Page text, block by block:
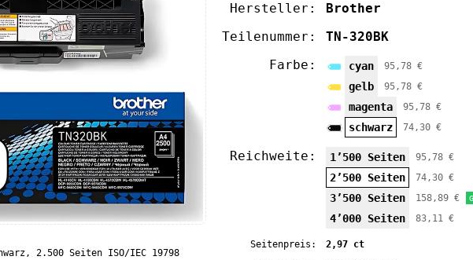
2.500 Seiten ISO/IEC 19798
Hersteller:
Brother
Teilenummer:
TN-320BK
Farbe:
cyan 95,78 €
gelb 95,78 €
magenta 95,78 €
schwarz 74,30 €
Reichweite: 1’500 Seiten 95,78 €
2’500 Seiten 74,30 €
3’500 Seiten 158,89 €
4’000 Seiten 83,11 €
Seitenpreis:
2,97 ct